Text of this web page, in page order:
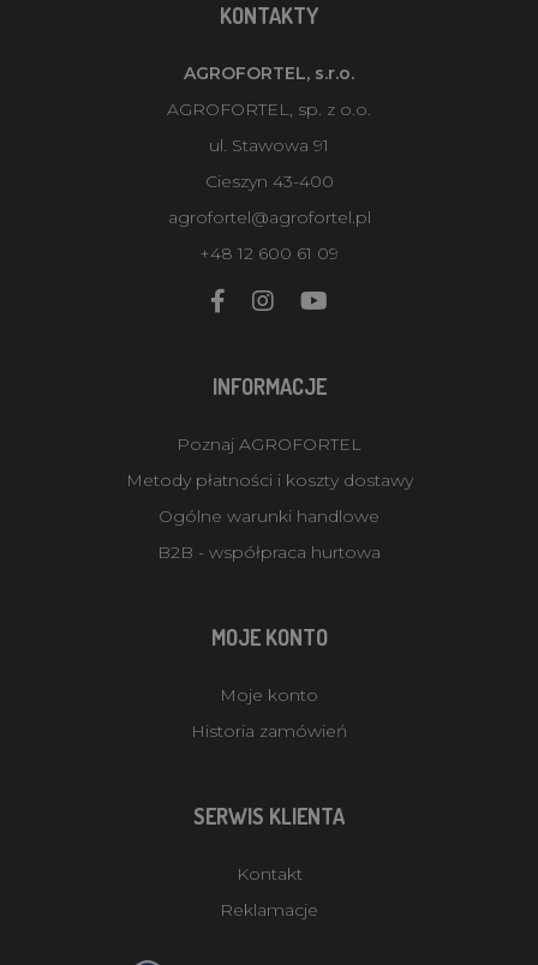
KONTAKTY
AGROFORTEL, s.r.o.
AGROFORTEL, sp. z o.o.
ul. Stawowa 91
Cieszyn 43-400
agrofortel@agrofortel.pl
+48 12 600 61 09
INFORMACJE
Poznaj AGROFORTEL
Metody płatności i koszty dostawy
Ogólne warunki handlowe
B2B - współpraca hurtowa
MOJE KONTO
Moje konto
Historia zamówień
SERWIS KLIENTA
Kontakt
Reklamacje